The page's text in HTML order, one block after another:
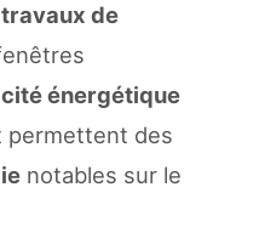
travaux de
énergétique
permettent des
notables sur le